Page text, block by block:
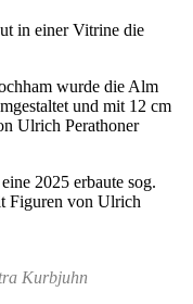
in einer Vitrine die
wurde die Alm
und mit 12 cm
Ulrich Perathoner
2025 erbaute sog.
Figuren von Ulrich
Kurbjuhn